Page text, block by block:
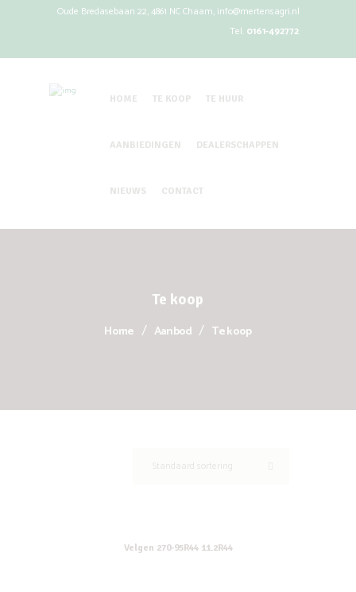
Oude Bredasebaan 22, 4861 NC Chaam, info@mertensagri.nl
Tel. 0161-492772
HOME TE KOOP TE HUUR
AANBIEDINGEN DEALERSCHAPPEN
NIEUWS CONTACT
Te koop
Home
Aanbod Te koop
Velgen 270-95R44 11.2R44